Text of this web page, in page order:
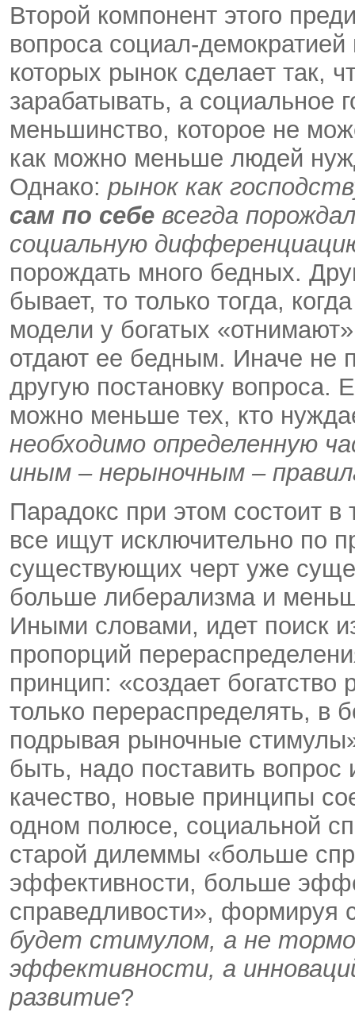
Второй компонент этого
вопроса социал-
которых рынок сделает так,
зарабатывать, а социальное
меньшинство, которое не
как можно меньше людей
Однако: рынок как
сам по себе всегда
социальную
порождать много бедных.
бывает, то только тогда,
модели у богатых
отдают ее бедным. Иначе не
другую постановку
можно меньше тех, кто
необходимо определенную
иным – нерыночным –
Парадокс при этом состоит
все ищут исключительно по
существующих черт уже
больше либерализма и
Иными словами, идет поиск
пропорций
принцип: «создает
только перераспределять,
подрывая рыночные
быть, надо поставить
качество, новые принципы
одном полюсе, социальной
старой дилеммы «больше
эффективности, больше
справедливости», формируя
будет стимулом, а не
эффективности, а
развитие?